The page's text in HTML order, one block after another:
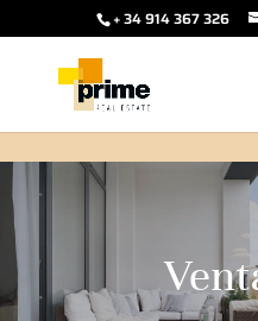
+ 34 914 367 326